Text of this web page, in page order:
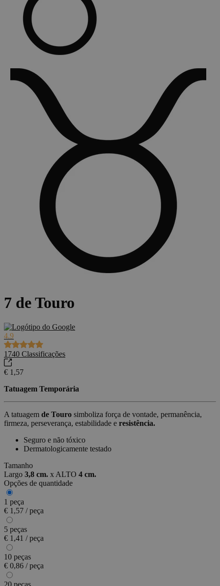
7 de Touro
4.9
1740 Classificações
€ 1,57
Tatuagem Temporária
A tatuagem de Touro simboliza força de vontade, permanência,
firmeza, perseverança, estabilidade e resistência.
Seguro e não tóxico
Dermatologicamente testado
Tamanho
Largo 3,8 cm. x ALTO 4 cm.
Opções de quantidade
1 peça
€ 1,57 / peça
5 peças
€ 1,41 / peça
10 peças
€ 0,86 / peça
20 peças